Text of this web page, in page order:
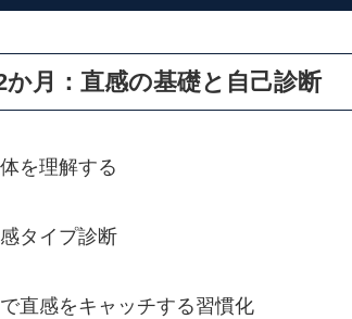
か月：直感の基礎と自己診断
を理解する
タイプ診断
直感をキャッチする習慣化